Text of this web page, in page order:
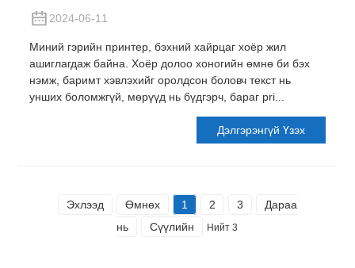
2024-06-11
Миний гэрийн принтер, бэхний хайрцаг хоёр жил
ашиглагдаж байна. Хоёр долоо хоногийн өмнө би бэх
нэмж, баримт хэвлэхийг оролдсон боловч текст нь
унших боломжгүй, мөрүүд нь бүдгэрч, бараг pri...
Дэлгэрэнгүй Үзэх
Эхлээд Өмнөх 1 2 3
Дараа
нь
Сүүлийн Нийт 3